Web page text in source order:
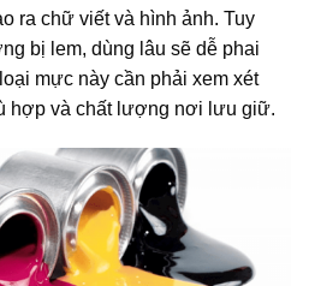
ra chữ viết và hình ảnh. Tuy
bị lem, dùng lâu sẽ dễ phai
mực này cần phải xem xét
hợp và chất lượng nơi lưu giữ.